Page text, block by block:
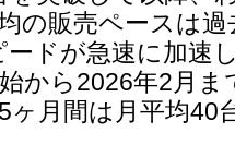
の販売ペースは
ドが急速に加速
から2026年2月ま
ヶ月間は月平均40